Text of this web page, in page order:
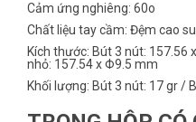
Cảm ứng nghiêng: 60o
Chất liệu tay cầm: Đệm cao
Kích thước: Bút 3 nút:
nhỏ: 157.54 x Φ9.5 mm
Khối lượng: Bút 3 nút: 17 gr /